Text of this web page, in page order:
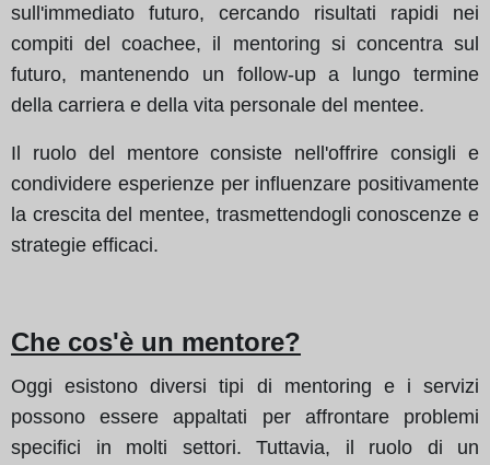
sull'immediato futuro, cercando risultati rapidi nei
compiti del coachee, il mentoring si concentra sul
futuro, mantenendo un follow-up a lungo termine
della carriera e della vita personale del mentee.
Il ruolo del mentore consiste nell'offrire consigli e
condividere esperienze per influenzare positivamente
la crescita del mentee, trasmettendogli conoscenze e
strategie efficaci.
Che cos'è un mentore?
Oggi esistono diversi tipi di mentoring e i servizi
possono essere appaltati per affrontare problemi
specifici in molti settori. Tuttavia, il ruolo di un